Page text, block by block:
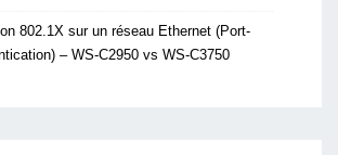
802.1X sur un réseau Ethernet (Port-
– WS-C2950 vs WS-C3750